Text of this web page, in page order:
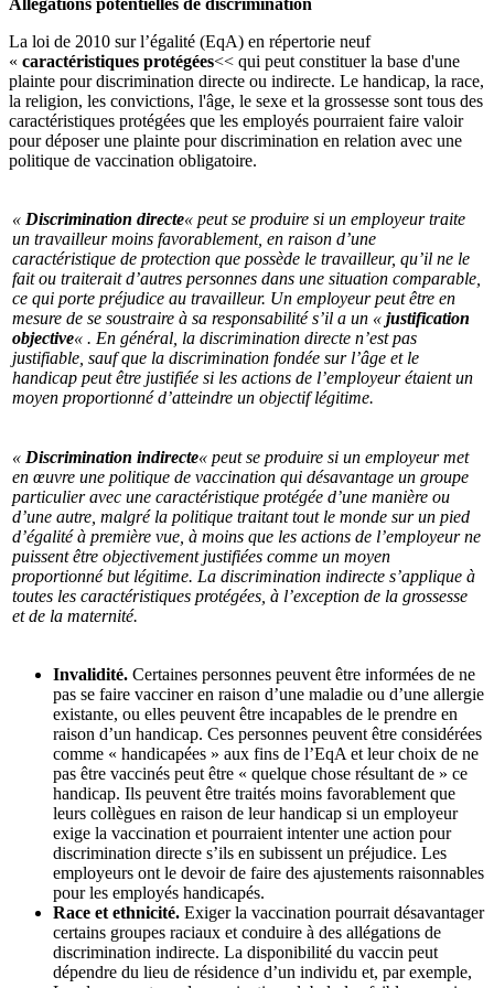
La loi de 2010 sur l’égalité (EqA) en répertorie neuf
« caractéristiques protégées<< qui peut constituer la base d'une
plainte pour discrimination directe ou indirecte. Le handicap, la race,
la religion, les convictions, l'âge, le sexe et la grossesse sont tous des
caractéristiques protégées que les employés pourraient faire valoir
pour déposer une plainte pour discrimination en relation avec une
politique de vaccination obligatoire.
« Discrimination directe« peut se produire si un employeur traite
un travailleur moins favorablement, en raison d’une
caractéristique de protection que possède le travailleur, qu’il ne le
fait ou traiterait d’autres personnes dans une situation comparable,
ce qui porte préjudice au travailleur. Un employeur peut être en
mesure de se soustraire à sa responsabilité s’il a un « justification
objective« . En général, la discrimination directe n’est pas
justifiable, sauf que la discrimination fondée sur l’âge et le
handicap peut être justifiée si les actions de l’employeur étaient un
moyen proportionné d’atteindre un objectif légitime.
« Discrimination indirecte« peut se produire si un employeur met
en œuvre une politique de vaccination qui désavantage un groupe
particulier avec une caractéristique protégée d’une manière ou
d’une autre, malgré la politique traitant tout le monde sur un pied
d’égalité à première vue, à moins que les actions de l’employeur ne
puissent être objectivement justifiées comme un moyen
proportionné but légitime. La discrimination indirecte s’applique à
toutes les caractéristiques protégées, à l’exception de la grossesse
et de la maternité.
Invalidité. Certaines personnes peuvent être informées de ne
pas se faire vacciner en raison d’une maladie ou d’une allergie
existante, ou elles peuvent être incapables de le prendre en
raison d’un handicap. Ces personnes peuvent être considérées
comme « handicapées » aux fins de l’EqA et leur choix de ne
pas être vaccinés peut être « quelque chose résultant de » ce
handicap. Ils peuvent être traités moins favorablement que
leurs collègues en raison de leur handicap si un employeur
exige la vaccination et pourraient intenter une action pour
discrimination directe s’ils en subissent un préjudice. Les
employeurs ont le devoir de faire des ajustements raisonnables
pour les employés handicapés.
Race et ethnicité. Exiger la vaccination pourrait désavantager
certains groupes raciaux et conduire à des allégations de
discrimination indirecte. La disponibilité du vaccin peut
dépendre du lieu de résidence d’un individu et, par exemple,